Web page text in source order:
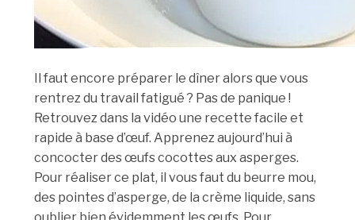
Il faut encore préparer le dîner alors que vous
rentrez du travail fatigué ? Pas de panique !
Retrouvez dans la vidéo une recette facile et
rapide à base d’œuf. Apprenez aujourd’hui à
concocter des œufs cocottes aux asperges.
Pour réaliser ce plat, il vous faut du beurre mou,
des pointes d’asperge, de la crème liquide, sans